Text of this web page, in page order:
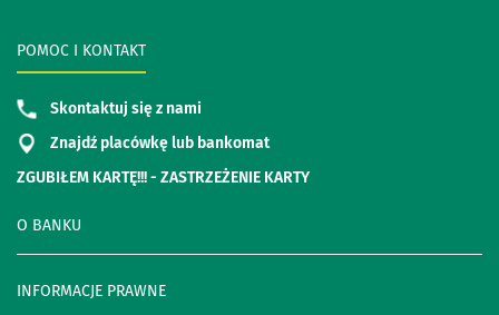
O BANKU
INFORMACJE PRAWNE
POMOC I KONTAKT
Skontaktuj się z nami
Znajdź placówkę lub bankomat
ZGUBIŁEM KARTĘ!!! - ZASTRZEŻENIE KARTY